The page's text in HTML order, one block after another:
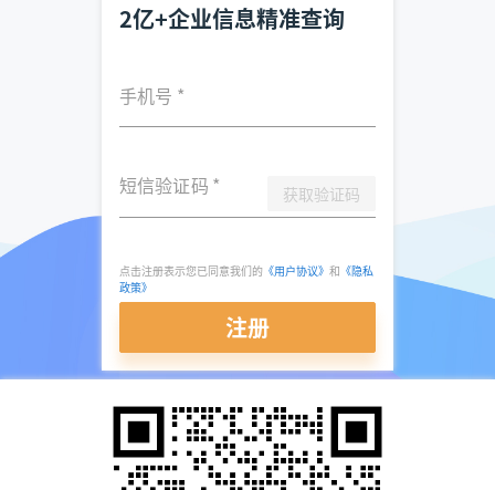
2亿+企业信息精准查询
手机号 *
短信验证码 * 获取验证码
点击注册表示您已同意我们的 《用户协议》 和 《隐私
政策》
注册